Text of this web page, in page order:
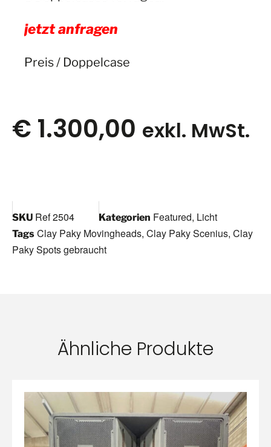
jetzt anfragen
Preis / Doppelcase
€ 1.300,00 exkl. MwSt.
SKU Ref 2504 Kategorien Featured, Licht
Tags Clay Paky Movingheads, Clay Paky Scenius, Clay
Paky Spots gebraucht
Ähnliche Produkte